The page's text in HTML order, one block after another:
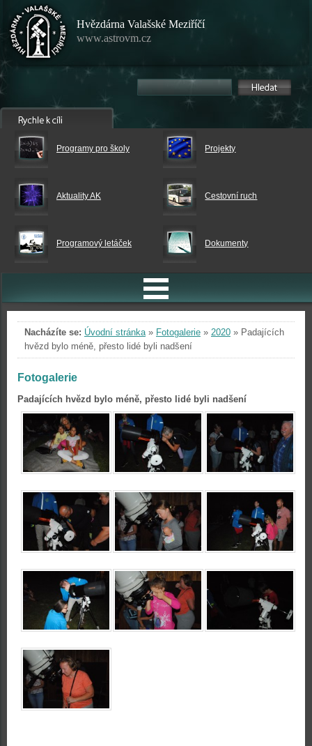
Hvězdárna Valašské Meziříčí
www.astrovm.cz
Programy pro školy Projekty
Aktuality AK Cestovní ruch
Programový letáček Dokumenty
Nacházíte se: Úvodní stránka» Fotogalerie » 2020 » Padajících
hvězd bylo méně, přesto lidé byli nadšení
Fotogalerie
Padajících hvězd bylo méně, přesto lidé byli nadšení